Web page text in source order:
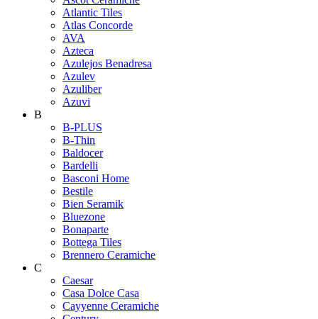
Atlantic Tiles
Atlas Concorde
AVA
Azteca
Azulejos Benadresa
Azulev
Azuliber
Azuvi
B
B-PLUS
B-Thin
Baldocer
Bardelli
Basconi Home
Bestile
Bien Seramik
Bluezone
Bonaparte
Bottega Tiles
Brennero Ceramiche
C
Caesar
Casa Dolce Casa
Cayyenne Ceramiche